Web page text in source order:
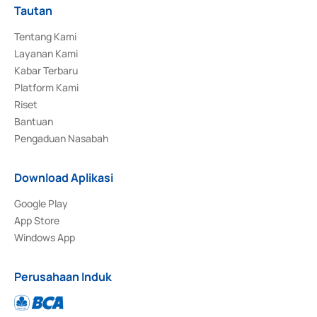
Tautan
Tentang Kami
Layanan Kami
Kabar Terbaru
Platform Kami
Riset
Bantuan
Pengaduan Nasabah
Download Aplikasi
Google Play
App Store
Windows App
Perusahaan Induk